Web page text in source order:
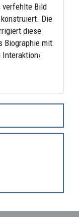
verfehlte Bild
Die
diese
Biographie mit